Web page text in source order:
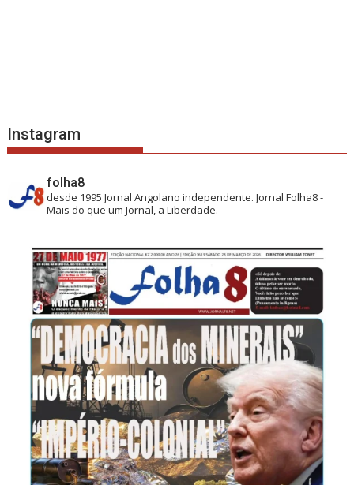
Instagram
folha8
desde 1995 Jornal Angolano independente.Jornal Folha8 -
Mais do que um Jornal, a Liberdade.